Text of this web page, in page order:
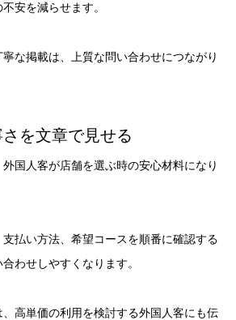
安を減らせます。
な掲載は、上質な問い合わせにつながり
を文章で見せる
国人客が店舗を選ぶ時の安心材料になり
払い方法、希望コースを順番に確認する
わせしやすくなります。
高単価の利用を検討する外国人客にも伝